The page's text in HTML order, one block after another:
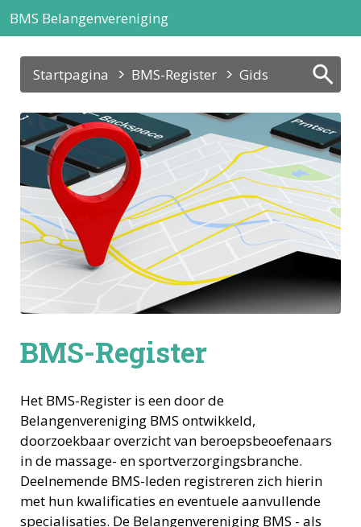
BMS Belangenvereniging
Startpagina BMS-Register Gids
BMS-Register
Het BMS-Register is een door de
Belangenvereniging BMS ontwikkeld,
doorzoekbaar overzicht van beroepsbeoefenaars
in de massage- en sportverzorgingsbranche.
Deelnemende BMS-leden registreren zich hierin
met hun kwalificaties en eventuele aanvullende
specialisaties. De Belangenvereniging BMS - als